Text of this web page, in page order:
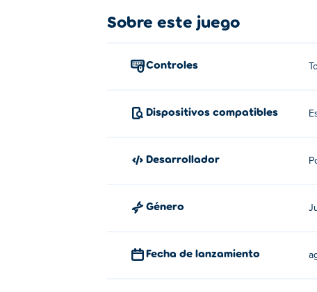
Emparejar bloques: toque un bloque
Puedes jugar Monster Duo gratis en Poki.
Sobre este juego
Controles
Dispositivos compatibles
Desarrollador
Género
Fecha de lanzamiento